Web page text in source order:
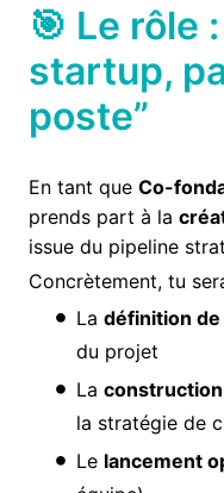
🎯 Le rôle
startup,
poste”
En tant que Co-
prends part à la
issue du pipeline
Concrètement, tu
La définition de
du projet
La
la stratégie de
Le lancement